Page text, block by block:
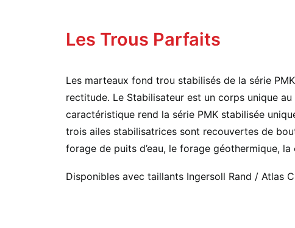
Les Trous Parfaits
Les marteaux fond trou stabilisés de la série
rectitude. Le Stabilisateur est un corps unique
caractéristique rend la série PMK stabilisée
trois ailes stabilisatrices sont recouvertes de
forage de puits d’eau, le forage géothermique,
Disponibles avec taillants Ingersoll Rand / Atlas